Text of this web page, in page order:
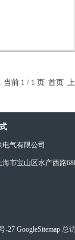
当前 1 / 1 页 首页
气有限公司
海市宝山区水产西路
-27 GoogleSitemap 总